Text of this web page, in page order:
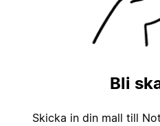
Bli
Skicka in din mall till